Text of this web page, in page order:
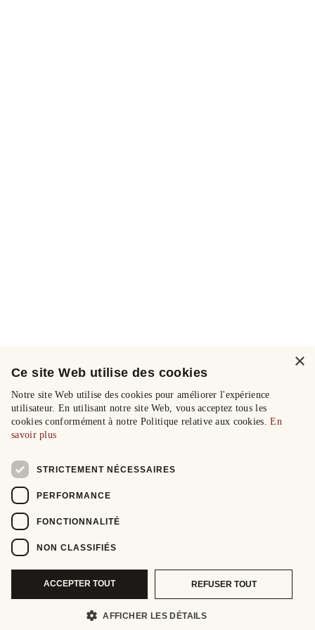
×
Ce site Web utilise des cookies
Notre site Web utilise des cookies pour améliorer l'expérience
utilisateur. En utilisant notre site Web, vous acceptez tous les
cookies conformément à notre Politique relative aux cookies.En
savoir plus
STRICTEMENT NÉCESSAIRES
PERFORMANCE
FONCTIONNALITÉ
NON CLASSIFIÉS
ACCEPTER TOUT REFUSER TOUT
AFFICHER LES DÉTAILS